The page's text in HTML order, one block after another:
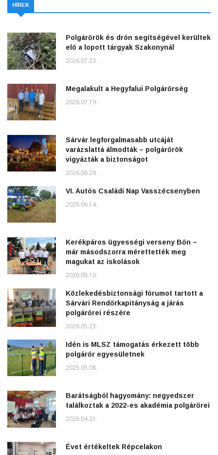
HÍREK
Polgárőrök és drón segítségével kerültek
elő a lopott tárgyak Szakonynál
2026.07.23.
Megalakult a Hegyfalui Polgárőrség
2026.07.19.
Sárvár legforgalmasabb utcáját
varázslattá álmodták – polgárőrök
vigyázták a biztonságot
2026.06.29.
VI. Autós Családi Nap Vasszécsenyben
2026.06.14.
Kerékpáros ügyességi verseny Bőn –
már másodszorra mérettették meg
magukat az iskolások
2026.06.10.
Közlekedésbiztonsági fórumot tartott a
Sárvári Rendőrkapitányság a járás
polgárőrei részére
2026.05.23.
Idén is MLSZ támogatás érkezett több
polgárőr egyesületnek
2025.05.08.
Barátságból hagyomány: negyedszer
találkoztak a 2022-es akadémia polgárőrei
2026.04.21.
Évet értékeltek Répcelakon